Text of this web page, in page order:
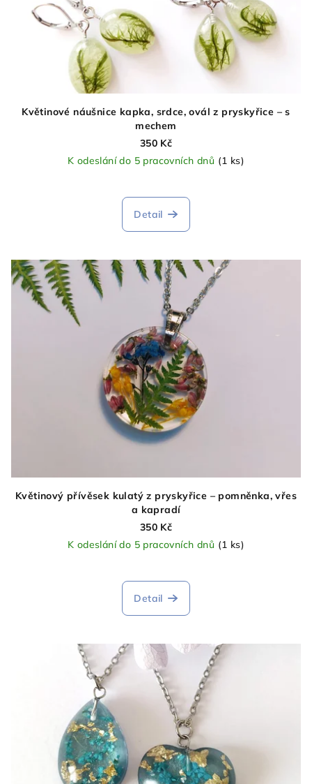
Květinové náušnice kapka, srdce, ovál z pryskyřice – s
mechem
350 Kč
K odeslání do 5 pracovních dnů (1 ks)
Detail
Květinový přívěsek kulatý z pryskyřice – pomněnka, vřes
a kapradí
350 Kč
K odeslání do 5 pracovních dnů (1 ks)
Detail